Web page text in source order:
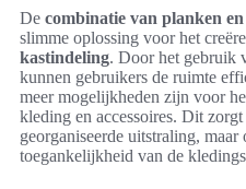
De combinatie van planken
slimme oplossing voor het
kastindeling. Door het gebruik
kunnen gebruikers de ruimte
meer mogelijkheden zijn voor
kleding en accessoires. Dit
georganiseerde uitstraling,
toegankelijkheid van de